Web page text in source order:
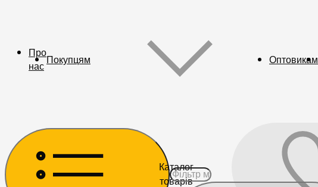
Про
нас Покупцям Оптовикам
Каталог
товарів